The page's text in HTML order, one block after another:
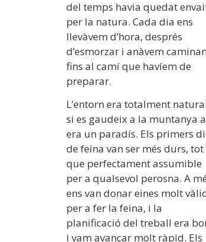
del temps havia quedat
per la natura. Cada dia ens
llevàvem d’hora, després
d’esmorzar i anàvem
fins al camí que havíem de
preparar.
L’entorn era totalment
si es gaudeix a la muntanya
era un paradís. Els primers
de feina van ser més durs, tot
que perfectament assumible
per a qualsevol perosna. A
ens van donar eines molt
per a fer la feina, i la
planificació del treball era
i vam avançar molt ràpid. Els